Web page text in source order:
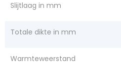
Slijtlaag in mm
Totale dikte in mm
Warmteweerstand